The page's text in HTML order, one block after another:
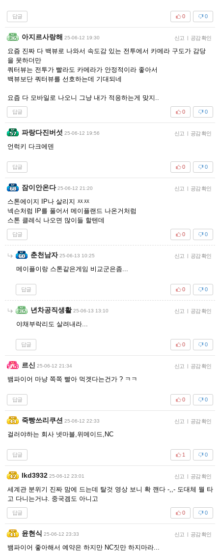
답글 0
0
아지르사랑해 25-06-12 19:30 신고 | 공감 확인
요즘 진짜 다 백뷰로 나와서 속도감 있는 전투에서 카메라 구도가 감당
을 못하더만
쿼터뷰는 전투가 빨라도 카메라가 안정적이라 좋아서
백뷰보단 쿼터뷰를 선호하는데 기대되네
요즘 다 모바일로 나오니 그냥 내가 적응하는게 맞지..
답글 0
0
파랑다진버섯 25-06-12 19:56 신고 | 공감 확인
언럭키 다크에덴
답글 0
0
잠이안온다 25-06-12 21:20 신고 | 공감 확인
스톤에이지 IP나 살리지 ㅉㅉ
넥슨처럼 IP를 풀어서 메이플랜드 나온거처럼
스톤 클레식 나오면 많이들 할텐데
답글 0
0
춘천남자 25-06-13 10:25 신고 | 공감 확인
메이플이랑 스톤같은게임 비교군은좀...
답글 0
0
년차공직생활 25-06-13 13:10 신고 | 공감 확인
야채부락리도 살려내라...
답글 0
0
르신 25-06-12 21:34 신고 | 공감 확인
뱀파이어 마냥 쪽쪽 빨아 먹겟다는건가 ? ㅋㅋ
답글 0
0
죽빵쓰리쿠션 25-06-12 22:33 신고 | 공감 확인
걸러야하는 회사 넷마블,위메이드,NC
답글 0
1
Ikd3932 25-06-12 23:01 신고 | 공감 확인
세계관 분위기 진짜 맘에 드는데 탈것 영상 보니 확 깬다 -,,- 도대체 뭘 타
고 다니는거냐. 중국겜도 아니고
답글 0
0
윤현식 25-06-12 23:33 신고 | 공감 확인
뱀파이어 좋아해서 예약은 하지만 NC짓만 하지마라...